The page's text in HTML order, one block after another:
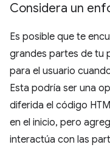
Considera un
Es posible que te
grandes partes de tu
para el usuario
Esta podría ser una
diferida el código
en el inicio, pero
interactúa con las